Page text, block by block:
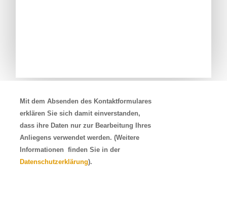
Mit dem Absenden des Kontaktformulares
erklären Sie sich damit einverstanden,
dass ihre Daten nur zur Bearbeitung Ihres
Anliegens verwendet werden. (Weitere
Informationen finden Sie in der
Datenschutzerklärung).